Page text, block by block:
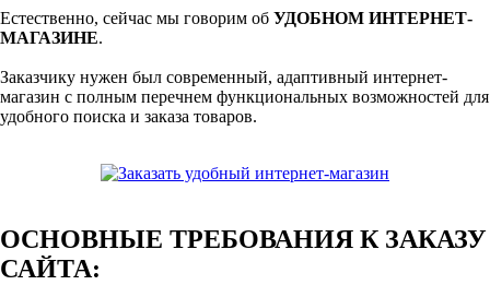
Естественно, сейчас мы говорим об УДОБНОМ ИНТЕРНЕТ-
МАГАЗИНЕ.
Заказчику нужен был современный, адаптивный интернет-
магазин с полным перечнем функциональных возможностей для
удобного поиска и заказа товаров.
ОСНОВНЫЕ ТРЕБОВАНИЯ К ЗАКАЗУ
САЙТА: